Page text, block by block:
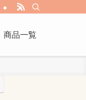
商品一覧